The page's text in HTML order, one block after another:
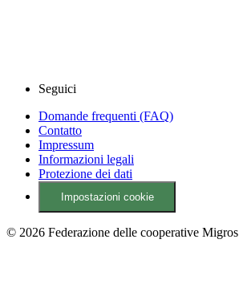
Seguici
Domande frequenti (FAQ)
Contatto
Impressum
Informazioni legali
Protezione dei dati
Impostazioni cookie
© 2026 Federazione delle cooperative Migros